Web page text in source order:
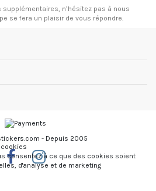
n’hésitez pas à nous
se fera un plaisir de vous répondre.
- Depuis 2005
consentez à ce que des cookies soient
d'analyse et de marketing